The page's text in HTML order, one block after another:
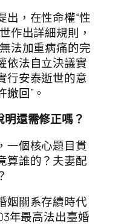
出，在性命權“性
作出詳細規則，
法加重病痛的完
依法自立決議實
行安泰逝世的意
回”。
明還需修正嗎？
一個核心題目貫
算誰的？夫妻配
姻關系存續時代
年最高法出臺婚